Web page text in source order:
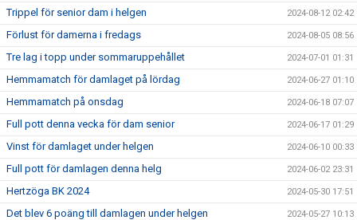
Trippel för senior dam i helgen 2024-08-12 02:42
Förlust för damerna i fredags 2024-08-05 08:56
Tre lag i topp under sommaruppehållet 2024-07-01 01:31
Hemmamatch för damlaget på lördag 2024-06-27 01:10
Hemmamatch på onsdag 2024-06-18 07:07
Full pott denna vecka för dam senior 2024-06-17 01:29
Vinst för damlaget under helgen 2024-06-10 00:33
Full pott för damlagen denna helg 2024-06-02 23:31
Hertzöga BK 2024 2024-05-30 17:51
Det blev 6 poäng till damlagen under helgen 2024-05-27 10:13